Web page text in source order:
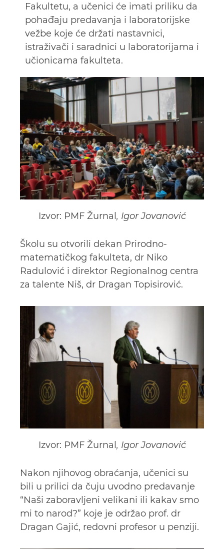
Fakultetu, a učenici će imati priliku da
pohađaju predavanja i laboratorijske
vežbe koje će držati nastavnici,
istraživači i saradnici u laboratorijama i
učionicama fakulteta.
Izvor: PMF Žurnal , Igor Jovanović
Školu su otvorili dekan Prirodno-
matematičkog fakulteta, dr Niko
Radulović i direktor Regionalnog centra
za talente Niš, dr Dragan Topisirović.
Izvor: PMF Žurnal, Igor Jovanović
Nakon njihovog obraćanja, učenici su
bili u prilici da čuju uvodno predavanje
“Naši zaboravljeni velikani ili kakav smo
mi to narod?” koje je održao prof. dr
Dragan Gajić, redovni profesor u penziji.